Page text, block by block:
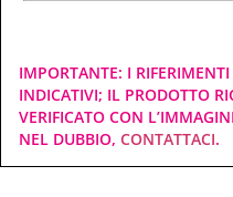
IMPORTANTE: I
INDICATIVI; IL PRODOTTO
VERIFICATO CON
NEL DUBBIO, CONTATTACI.